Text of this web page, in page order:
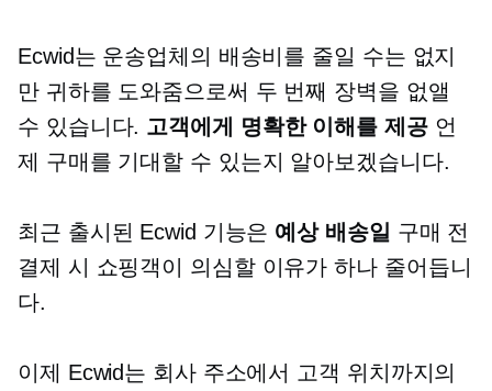
Ecwid는 운송업체의 배송비를 줄일 수는 없지
만 귀하를 도와줌으로써 두 번째 장벽을 없앨
수 있습니다. 고객에게 명확한 이해를 제공언
제 구매를 기대할 수 있는지 알아보겠습니다.
최근 출시된 Ecwid 기능은 예상 배송일 구매 전
결제 시 쇼핑객이 의심할 이유가 하나 줄어듭니
다.
이제 Ecwid는 회사 주소에서 고객 위치까지의